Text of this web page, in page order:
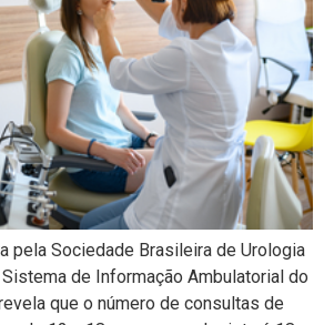
pela Sociedade Brasileira de Urologia
de Informação Ambulatorial do
que o número de consultas de